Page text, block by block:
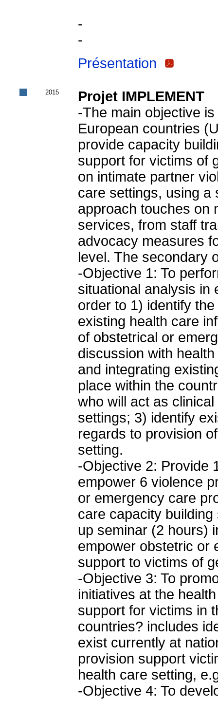
-
-
Présentation
2015
Projet IMPLEMENT
-The main objective
European countries
provide capacity
support for victims of
on intimate partner
care settings, using a
approach touches on
services, from staff
advocacy measures
level. The secondary
-Objective 1: To
situational analysis in
order to 1) identify
existing health care
of obstetrical or
discussion with
and integrating
place within the
who will act as
settings; 3) identify
regards to provision
setting.
-Objective 2: Provide
empower 6 violence
or emergency care
care capacity
up seminar (2 hours)
empower obstetric or
support to victims of
-Objective 3: To
initiatives at the
support for victims in
countries? includes
exist currently at
provision support
health care setting,
-Objective 4: To